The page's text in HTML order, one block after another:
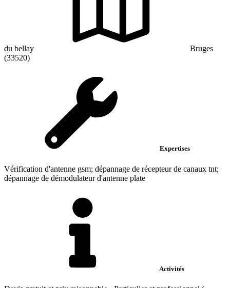
du bellay
Bruges
(33520)
Expertises
Vérification d'antenne gsm; dépannage de récepteur de canaux tnt;
dépannage de démodulateur d'antenne plate
Activités